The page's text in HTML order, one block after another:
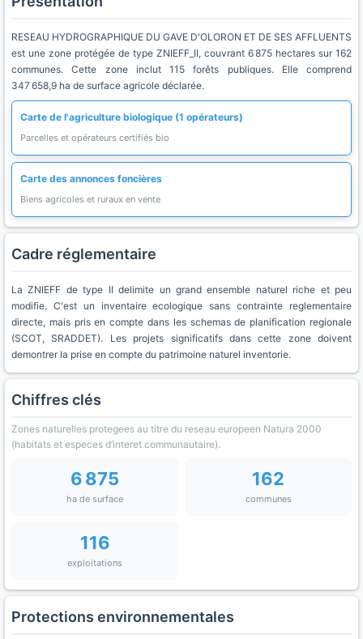
RESEAU HYDROGRAPHIQUE DU GAVE D'OLORON ET DE SES AFFLUENTS
est une zone protégée de type ZNIEFF_II, couvrant 6 875 hectares sur 162
communes. Cette zone inclut 115 forêts publiques. Elle comprend
347 658,9 ha de surface agricole déclarée.
Carte de l'agriculture biologique (1 opérateurs)
Parcelles et opérateurs certifiés bio
Carte des annonces foncières
Biens agricoles et ruraux en vente
Cadre réglementaire
La ZNIEFF de type II delimite un grand ensemble naturel riche et peu
modifie. C'est un inventaire ecologique sans contrainte reglementaire
directe, mais pris en compte dans les schemas de planification regionale
(SCOT, SRADDET). Les projets significatifs dans cette zone doivent
demontrer la prise en compte du patrimoine naturel inventorie.
Chiffres clés
Zones naturelles protegees au titre du reseau europeen Natura 2000
(habitats et especes d’interet communautaire).
6 875
ha de surface
162
communes
116
exploitations
Protections environnementales